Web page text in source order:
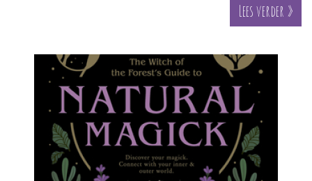
Lees verder »